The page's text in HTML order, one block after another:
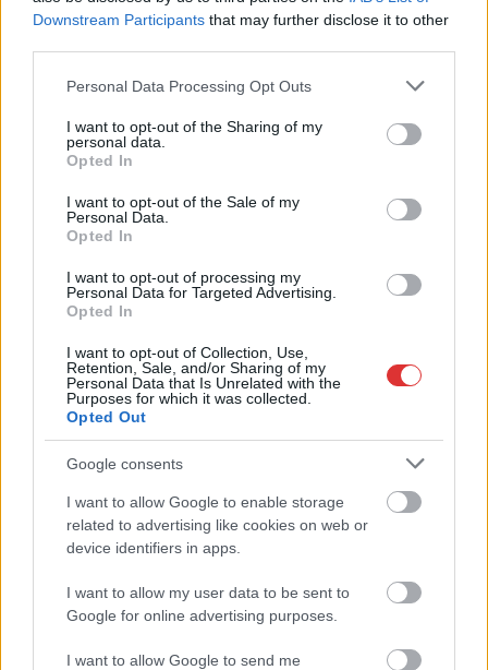
Downstream Participants that may further disclose it to other
Please note that this website/app uses one or more Google
not limited to your visit or usage behaviour. You may click to
grant or deny consent to Google and its third-party tags to
use your data for below specified purposes in below Google
consent section.
Personal Data Processing Opt Outs
I want to opt-out of the Sharing of my
personal data.
Opted In
I want to opt-out of the Sale of my
Personal Data.
Opted In
I want to opt-out of processing my
Personal Data for Targeted Advertising.
Opted In
I want to opt-out of Collection, Use,
Retention, Sale, and/or Sharing of my
Personal Data that Is Unrelated with the
Purposes for which it was collected.
Opted Out
Google consents
I want to allow Google to enable storage
related to advertising like cookies on web or
device identifiers in apps.
I want to allow my user data to be sent to
Google for online advertising purposes.
I want to allow Google to send me
2026.08.07. Horváth Zsolt
Györfi Mihály több tucat vállalkozással egyeztetett
a kerékpárgyár dolgozóinak megsegítéséről
Rövid idő alatt számos vállalkozás jelezte, hogy segítene
azoknak a munkavállalóknak, akik a tószegi kerékpárgyár